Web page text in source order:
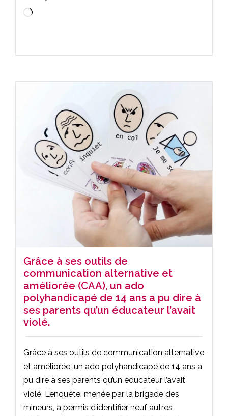
Chargement…
Grâce à ses outils de
communication alternative et
améliorée (CAA), un ado
polyhandicapé de 14 ans a pu dire à
ses parents qu’un éducateur l’avait
violé.
Grâce à ses outils de communication alternative
et améliorée, un ado polyhandicapé de 14 ans a
pu dire à ses parents qu’un éducateur l’avait
violé. L’enquête, menée par la brigade des
mineurs, a permis d’identifier neuf autres